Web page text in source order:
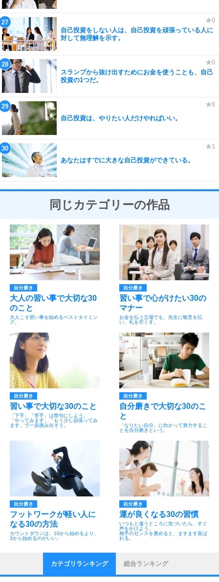
自己投資をしない人は、自己投資を頑張っている人に
対して無理解を示す。
スランプから抜け出すためにお金を使うことも、自己
投資の1つだ。
自己投資は、やりたい人だけやればいい。
あなたはすでに大きな自己投資ができている。
同じカテゴリーの作品
自分磨き
大人の習い事で大切な30
のこと
大人こそ習い事を始めるベストタイミン
グ。
自分磨き
習い事で心がけたい30の
マナー
お金を払う立場でも、先生に敬意を払
い、礼を尽くす。
自分磨き
習い事で大切な30のこと
「下手」「苦手」は禁句にしよう。
「やってみます」「もう少し頑張ってみ
ます」で一歩踏み出そう。
自分磨き
自分磨きで大切な30のこ
と
「なりたい自分」に向かって努力するこ
とを自分磨きという。
自分磨き
フットワークが軽い人に
なる30の方法
カウントダウンは、10から始めるより、
3から始めるのがいい。
自分磨き
運が良くなる30の習慣
いつもと違うところに気づいたら、すぐ
声をかけよう。
相手のセンスを褒めると、ますます喜ば
れる。
カテゴリランキング 総合ランキング